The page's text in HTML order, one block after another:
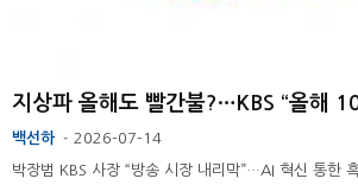
백선하 - 2026-07-14
박장범 KBS 사장 “방송 시장 내리막”…AI 혁신 통한